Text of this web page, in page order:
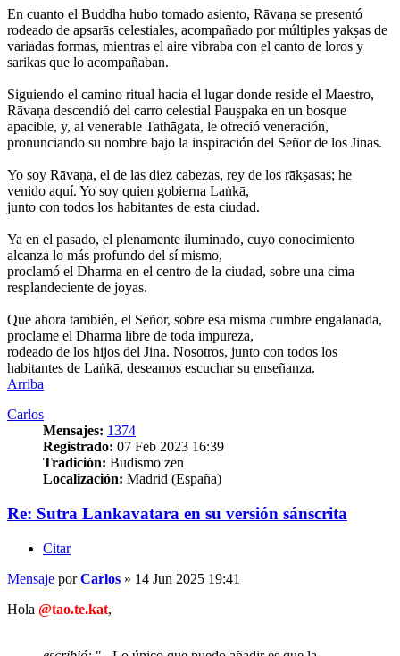
En cuanto el Buddha hubo tomado asiento, Rāvaṇa se presentó
rodeado de apsarās celestiales, acompañado por múltiples yakṣas de
variadas formas, mientras el aire vibraba con el canto de loros y
sarikas que lo acompañaban.
Siguiendo el camino ritual hacia el lugar donde reside el Maestro,
Rāvaṇa descendió del carro celestial Pauṣpaka en un bosque
apacible, y, al venerable Tathāgata, le ofreció veneración,
pronunciando su nombre bajo la inspiración del Señor de los Jinas.
Yo soy Rāvaṇa, el de las diez cabezas, rey de los rākṣasas; he
venido aquí. Yo soy quien gobierna Laṅkā,
junto con todos los habitantes de esta ciudad.
Ya en el pasado, el plenamente iluminado, cuyo conocimiento
alcanza lo más profundo del sí mismo,
proclamó el Dharma en el centro de la ciudad, sobre una cima
resplandeciente de joyas.
Que ahora también, el Señor, sobre esa misma cumbre engalanada,
proclame el Dharma libre de toda impureza,
rodeado de los hijos del Jina. Nosotros, junto con todos los
habitantes de Laṅkā, deseamos escuchar su enseñanza.
Arriba
Carlos
Mensajes: 1374
Registrado: 07 Feb 2023 16:39
Tradición: Budismo zen
Localización: Madrid (España)
Re: Sutra Lankavatara en su versión sánscrita
Citar
Mensaje porCarlos » 14 Jun 2025 19:41
Hola @tao.te.kat,